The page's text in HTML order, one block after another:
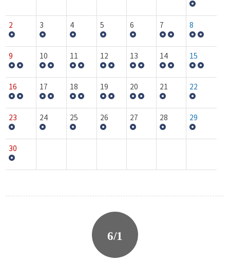
2 3 4 5 6 7 8
9 10 11 12 13 14 15
16 17 18 19 20 21 22
23 24 25 26 27 28 29
30
6/1